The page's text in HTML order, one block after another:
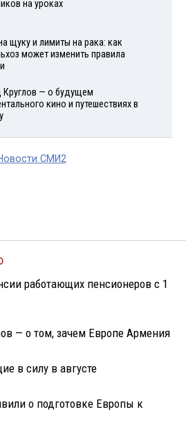
на уроках
щуку и лимиты на рака: как
может изменить правила
Круглов — о будущем
кино и путешествиях в
СМИ2
работающих пенсионеров с 1
— о том, зачем Европе Армения
в силу в августе
о подготовке Европы к